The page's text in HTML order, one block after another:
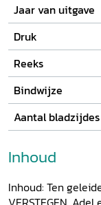
Jaar van uitgave
Druk
Reeks
Bindwijze
Aantal bladzijdes
Inhoud
Inhoud: Ten